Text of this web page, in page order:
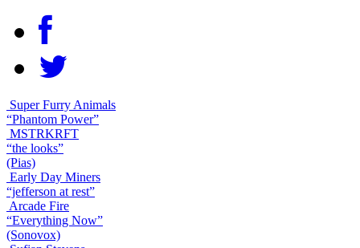
Super Furry Animals
“Phantom Power”
MSTRKRFT
“the looks”
(Pias)
Early Day Miners
“jefferson at rest”
Arcade Fire
“Everything Now”
(Sonovox)